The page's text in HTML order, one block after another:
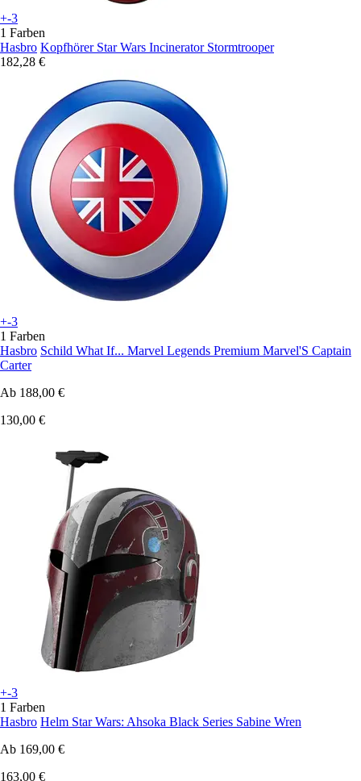
+-3
1 Farben
Hasbro Kopfhörer Star Wars Incinerator Stormtrooper
182,28 €
+-3
1 Farben
Hasbro Schild What If... Marvel Legends Premium Marvel'S Captain
Carter
Ab 188,00 €
130,00 €
+-3
1 Farben
Hasbro Helm Star Wars: Ahsoka Black Series Sabine Wren
Ab 169,00 €
163,00 €